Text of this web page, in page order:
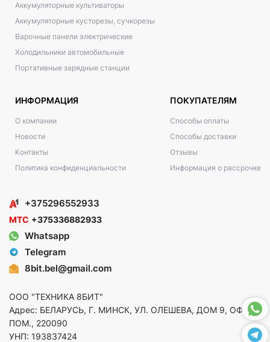
Аккумуляторные культиваторы
Аккумуляторные кусторезы, сучкорезы
Варочные панели электрические
Холодильники автомобильные
Портативные зарядные станции
ИНФОРМАЦИЯ
О компании
Новости
Контакты
Политика конфиденциальности
ПОКУПАТЕЛЯМ
Способы оплаты
Способы доставки
Отзывы
Информация о рассрочке
+375296552933
МТС +375336882933
Whatsapp
Telegram
8bit.bel@gmail.com
ООО "ТЕХНИКА 8БИТ"
Адрес: БЕЛАРУСЬ, Г. МИНСК, УЛ. ОЛЕШЕВА, ДОМ 9, ОФ. 5,
ПОМ., 220090
УНП: 193837424